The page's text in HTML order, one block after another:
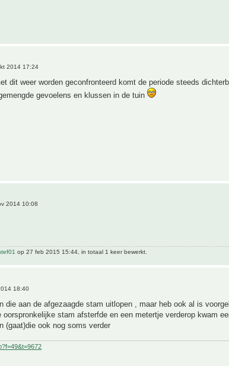
2014 17:24
dit weer worden geconfronteerd komt de periode steeds
gevoelens en klussen in de tuin
2014 10:08
op 27 feb 2015 15:44, in totaal 1 keer bewerkt.
18:40
die aan de afgezaagde stam uitlopen , maar heb ook al is
oorspronkelijke stam afsterfde en een metertje verderop kwam
(gaat)die ook nog soms verder